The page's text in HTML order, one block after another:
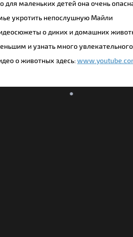
для маленьких детей она очень
укротить непослушную Майли
о диких и домашних
и узнать много увлекательного
о животных здесь: